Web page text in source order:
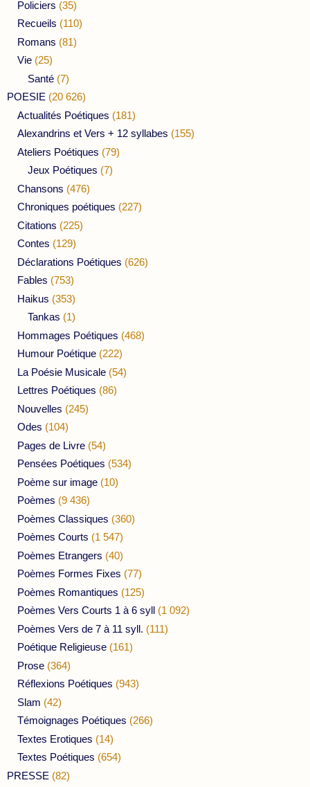
Policiers (35)
Recueils (110)
Romans (81)
Vie (25)
Santé (7)
POESIE (20 626)
Actualités Poétiques (181)
Alexandrins et Vers + 12 syllabes (155)
Ateliers Poétiques (79)
Jeux Poétiques (7)
Chansons (476)
Chroniques poétiques (227)
Citations (225)
Contes (129)
Déclarations Poétiques (626)
Fables (753)
Haikus (353)
Tankas (1)
Hommages Poétiques (468)
Humour Poétique (222)
La Poésie Musicale (54)
Lettres Poétiques (86)
Nouvelles (245)
Odes (104)
Pages de Livre (54)
Pensées Poétiques (534)
Poème sur image (10)
Poèmes (9 436)
Poèmes Classiques (360)
Poèmes Courts (1 547)
Poèmes Etrangers (40)
Poèmes Formes Fixes (77)
Poèmes Romantiques (125)
Poèmes Vers Courts 1 à 6 syll (1 092)
Poèmes Vers de 7 à 11 syll. (111)
Poétique Religieuse (161)
Prose (364)
Réflexions Poétiques (943)
Slam (42)
Témoignages Poétiques (266)
Textes Erotiques (14)
Textes Poétiques (654)
PRESSE (82)